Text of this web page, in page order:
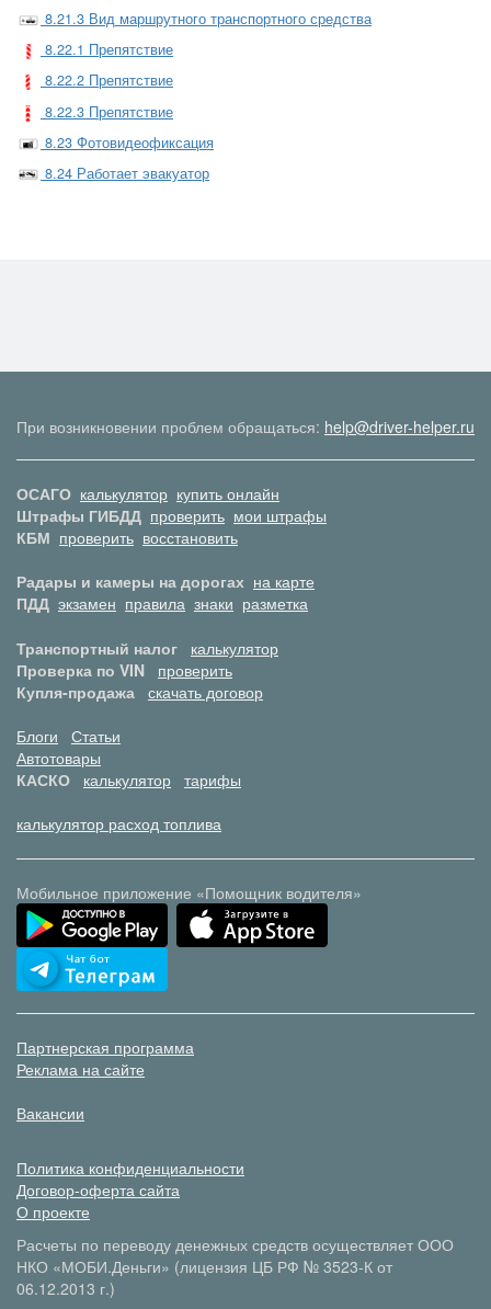
8.21.3 Вид маршрутного транспортного средства
8.22.1 Препятствие
8.22.2 Препятствие
8.22.3 Препятствие
8.23 Фотовидеофиксация
8.24 Работает эвакуатор
При возникновении проблем обращаться: help@driver-helper.ru
ОСАГО калькулятор купить онлайн
Штрафы ГИБДД проверить мои штрафы
КБМ проверить восстановить
Радары и камеры на дорогах на карте
ПДД экзамен правила знаки разметка
Транспортный налог
калькулятор
Проверка по VIN
проверить
Купля-продажа скачать договор
Блоги
Статьи
Автотовары
КАСКО
калькулятор тарифы
калькулятор расход топлива
Мобильное приложение «Помощник водителя»
Партнерская программа
Реклама на сайте
Вакансии
Политика конфиденциальности
Договор-оферта сайта
О проекте
Расчеты по переводу денежных средств осуществляет ООО
НКО «МОБИ.Деньги» (лицензия ЦБ РФ № 3523-К от
06.12.2013 г.)